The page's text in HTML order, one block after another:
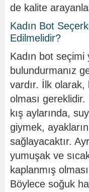
de kalite
Kadın Bot
Edilmelidir?
Kadın bot
bulundurmanız
vardır. İlk
olması
kış aylarında,
giymek,
sağlayacaktır.
yumuşak ve
kaplanmış
Böylece soğuk